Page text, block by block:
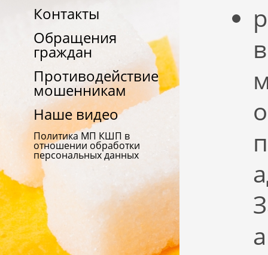
Контакты
Обращения
граждан
Противодействие
мошенникам
Наше видео
Политика МП КШП в
отношении обработки
персональных данных